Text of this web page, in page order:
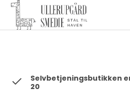
fbq('init', '1322550991547406', { em:
Values will be hashed automatically
ph: '1234567890', ... });
Selvbetjeningsbutikken
20